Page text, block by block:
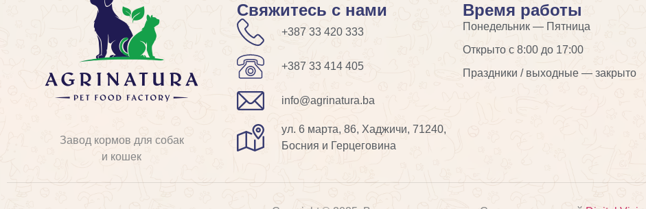
Завод кормов для собак
и кошек
Свяжитесь с нами
+387 33 420 333
+387 33 414 405
info@agrinatura.ba
ул. 6 марта, 86, Хаджичи, 71240,
Босния и Герцеговина
Время работы
Понедельник — Пятница
Открыто с 8:00 до 17:00
Праздники / выходные — закрыто